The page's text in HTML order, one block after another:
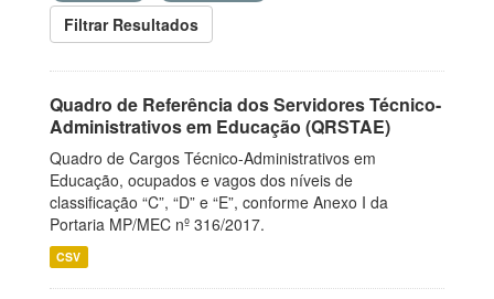
Filtrar Resultados
Quadro de Referência dos Servidores Técnico-
Administrativos em Educação (QRSTAE)
Quadro de Cargos Técnico-Administrativos em
Educação, ocupados e vagos dos níveis de
classificação “C”, “D” e “E”, conforme Anexo I da
Portaria MP/MEC nº 316/2017.
CSV